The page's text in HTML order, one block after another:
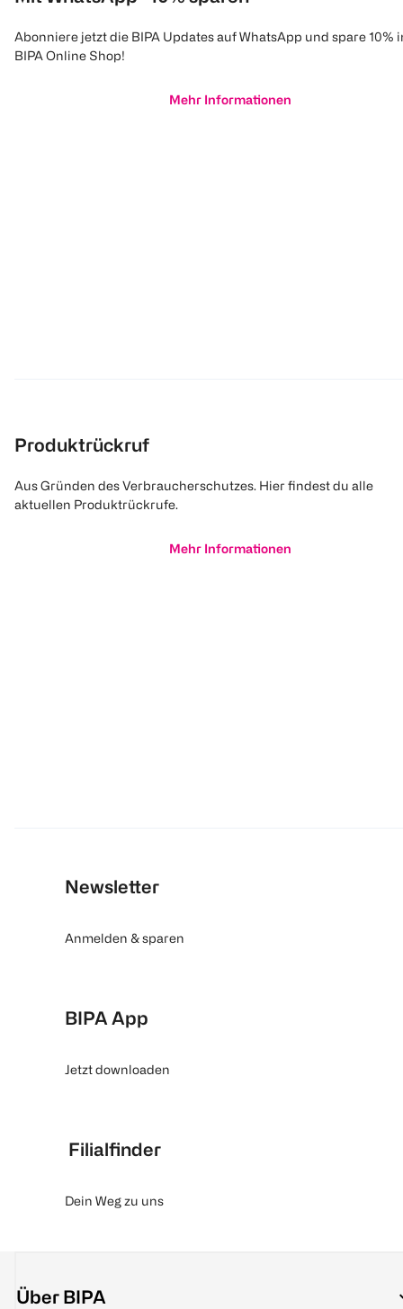
Abonniere jetzt die BIPA Updates auf WhatsApp und spare 10%
BIPA Online Shop!
Mehr Informationen
Produktrückruf
Aus Gründen des Verbraucherschutzes. Hier findest du alle
aktuellen Produktrückrufe.
Mehr Informationen
Newsletter
Anmelden & sparen
BIPA App
Jetzt downloaden
Filialfinder
Dein Weg zu uns
Über BIPA